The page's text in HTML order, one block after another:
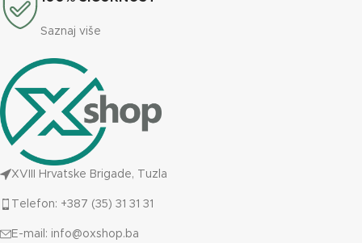
Saznaj više
XVIII Hrvatske Brigade, Tuzla
Telefon: +387 (35) 31 31 31
E-mail: info@oxshop.ba